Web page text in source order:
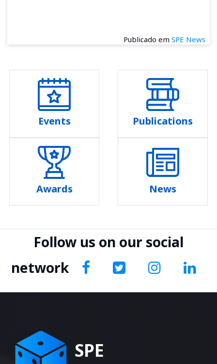
Publicado em SPE News
Events Publications
Awards News
Follow us on our social
network
SPE